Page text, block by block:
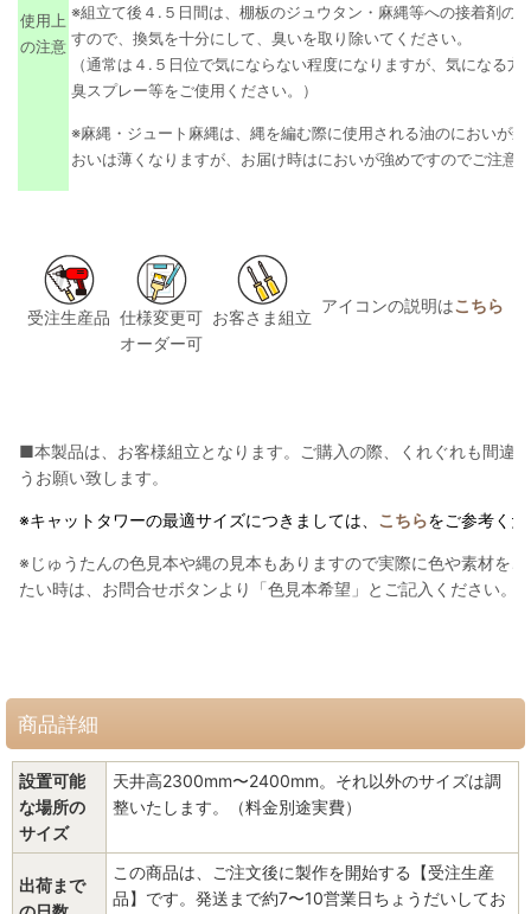
使用上
の注意
※組立て後４.５日間は、棚板のジュウタン・麻縄等への接着剤の
すので、換気を十分にして、臭いを取り除いてください。
（通常は４.５日位で気にならない程度になりますが、気になる方
臭スプレー等をご使用ください。）
※麻縄・ジュート麻縄は、縄を編む際に使用される油のにおいが
おいは薄くなりますが、お届け時はにおいが強めですのでご注意
受注生産品 仕様変更可
オーダー可
お客さま組立
アイコンの説明はこちら
■本製品は、お客様組立となります。ご購入の際、くれぐれも間違
うお願い致します。
※キャットタワーの最適サイズにつきましては、 こちらをご参考く
※じゅうたんの色見本や縄の見本もありますので実際に色や素材を
たい時は、お問合せボタンより「色見本希望」とご記入ください。
商品詳細
設置可能
な場所の
サイズ
天井高2300mm〜2400mm。それ以外のサイズは調
整いたします。（料金別途実費）
出荷まで
この商品は、ご注文後に製作を開始する【受注生産
品】です。発送まで約7〜10営業日ちょうだいしてお